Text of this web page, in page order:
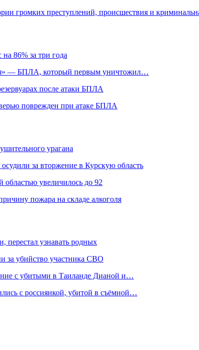
громких преступлений, происшествия и
86% за три года
— БПЛА, который первым уничтожил…
после атаки БПЛА
поврежден при атаке БПЛА
урагана
за вторжение в Курскую область
увеличилось до 92
пожара на складе алкоголя
перестал узнавать родных
за убийство участника СВО
с убитыми в Таиланде Дианой и…
с россиянкой, убитой в съёмной…